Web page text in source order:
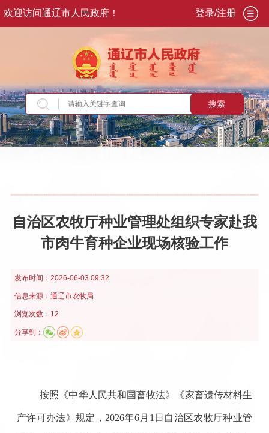
欢迎访问通辽市人民政府！ 登录/注册
搜索
当前位置：首页>新闻资讯>部门动态
自治区农牧厅种业管理处组织专家赴我
市肉牛育种企业现场核验工作
发布时间： 2026-06-03 09:32
信息来源： 通辽市农牧局
浏览次数：12
分享到：
按照《中华人民共和国畜牧法》《家畜遗传材料生
产许可办法》规定，2026年6月1日自治区农牧厅种业管